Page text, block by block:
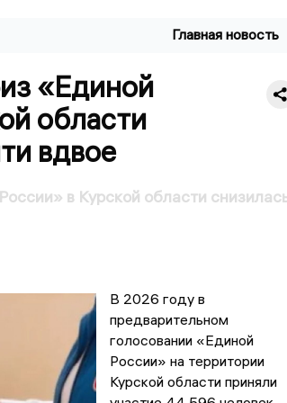
Главная новость
«Единой
области
вдвое
в Курской области
В 2026 году в
предварительном
голосовании «Единой
России» на территории
Курской области приняли